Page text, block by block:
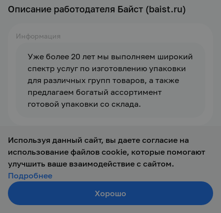
Описание работодателя Байст (baist.ru)
Информация
Уже более 20 лет мы выполняем широкий
спектр услуг по изготовлению упаковки
для различных групп товаров, а также
предлагаем богатый ассортимент
готовой упаковки со склада.
Отзывы
У компании еще нет отзывов
Оставить отзыв
Используя данный сайт, вы даете согласие на
использование файлов cookie, которые помогают
улучшить ваше взаимодействие с сайтом.
Подробнее
Хорошо